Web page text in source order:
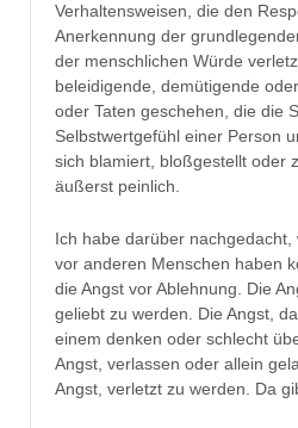
Verhaltensweisen, die den
Anerkennung der
der menschlichen Würde
beleidigende, demütigende
oder Taten geschehen, die die
Selbstwertgefühl einer Person
sich blamiert, bloßgestellt oder
äußerst peinlich.
Ich habe darüber nachgedacht,
vor anderen Menschen haben
die Angst vor Ablehnung. Die
geliebt zu werden. Die Angst,
einem denken oder schlecht
Angst, verlassen oder allein
Angst, verletzt zu werden. Da